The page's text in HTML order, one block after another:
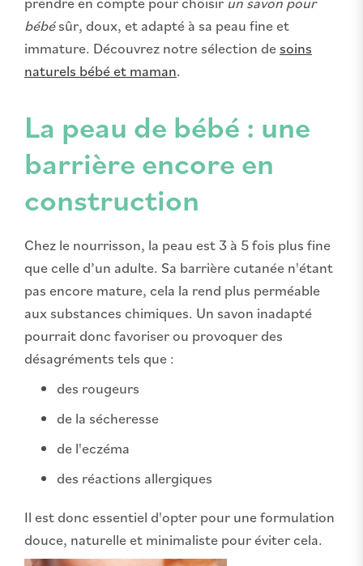
bébésûr, doux, et adapté à sa peau fine et
immature. Découvrez notre sélection desoins
naturels bébé et maman.
La peau de bébé : une
barrière encore en
construction
Chez le nourrisson, la peau est 3 à 5 fois plus fine
que celle d’un adulte. Sa barrière cutanée n'étant
pas encore mature, cela la rend plus perméable
aux substances chimiques. Un savon inadapté
pourrait donc favoriser ou provoquer des
désagréments tels que :
des rougeurs
de la sécheresse
de l'eczéma
des réactions allergiques
Il est donc essentiel d'opter pour une formulation
douce, naturelle et minimaliste pour éviter cela.